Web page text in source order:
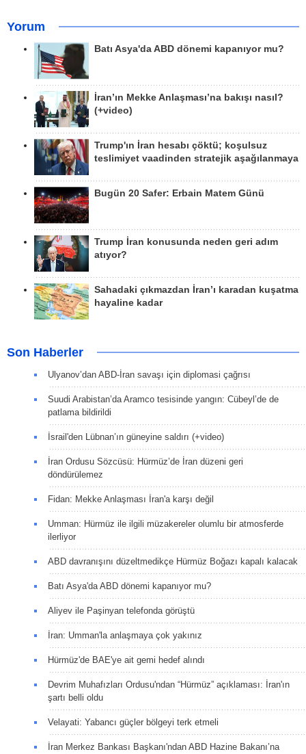
Yorum
Batı Asya'da ABD dönemi kapanıyor mu?
İran’ın Mekke Anlaşması’na bakışı nasıl?
(+video)
Trump'ın İran hesabı çöktü; koşulsuz
teslimiyet vaadinden stratejik aşağılanmaya
Bugün 20 Safer: Erbain Matem Günü
Trump İran konusunda neden geri adım
atıyor?
Sahadaki çıkmazdan İran’ı karadan kuşatma
hayaline kadar
Son Haberler
Ulyanov’dan ABD-İran savaşı için diplomasi çağrısı
Suudi Arabistan’da Aramco tesisinde yangın: Cübeyl’de de
patlama bildirildi
İsrail'den Lübnan’ın güneyine saldırı (+video)
İran Ordusu Sözcüsü: Hürmüz’de İran düzeni geri
döndürülemez
Fidan: Mekke Anlaşması İran'a karşı değil
Umman: Hürmüz ile ilgili müzakereler olumlu bir atmosferde
ilerliyor
ABD davranışını düzeltmedikçe Hürmüz Boğazı kapalı kalacak
Batı Asya'da ABD dönemi kapanıyor mu?
Aliyev ile Paşinyan telefonda görüştü
İran: Umman'la anlaşmaya çok yakınız
Hürmüz'de BAE'ye ait gemi hedef alındı
Devrim Muhafızları Ordusu'ndan “Hürmüz” açıklaması: İran'ın
şartı belli oldu
Velayati: Yabancı güçler bölgeyi terk etmeli
İran Merkez Bankası Başkanı'ndan ABD Hazine Bakanı’na